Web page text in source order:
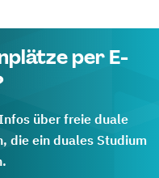
per E-
über freie duale
die ein duales Studium